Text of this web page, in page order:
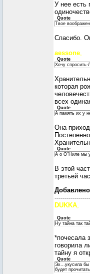
У нее есть
Quote
Твое
Спасибо.
aessone,
Quote
Хочу спросить-
которая
всех
Quote
А память их у
Она
Quote
А о О"Ниле мы
В этой
третьей
Добавлено
DUKKA,
Quote
Ну тайна так
*почесала
говорила
тайну я
Quote
Эх...укусила бы
будет прочитать